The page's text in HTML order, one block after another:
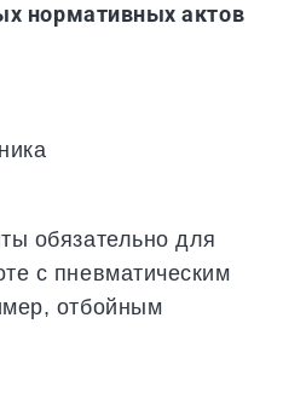
нормативных актов
обязательно для
с пневматическим
отбойным